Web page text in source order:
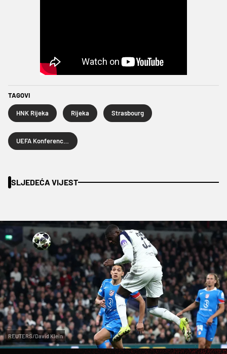
TAGOVI
HNK Rijeka Rijeka Strasbourg
SLJEDEĆA VIJEST
REUTERS/David Klein